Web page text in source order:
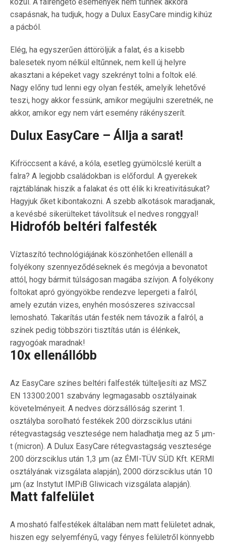
csapásnak, ha tudjuk, hogy a Dulux EasyCare mindig kihúz
a pácból.
Elég, ha egyszerűen áttöröljük a falat, és a kisebb
balesetek nyom nélkül eltűnnek, nem kell új helyre
akasztani a képeket vagy szekrényt tolni a foltok elé.
Nagy előny tud lenni egy olyan festék, amelyik lehetővé
teszi, hogy akkor fessünk, amikor megújulni szeretnék, ne
akkor, amikor egy nem várt esemény rákényszerít.
Dulux EasyCare – Állja a sarat!
Kifröccsent a kávé, a kóla, esetleg gyümölcslé került a
falra? A legjobb családokban is előfordul. A gyerekek
rajztáblának hiszik a falakat és ott élik ki kreativitásukat?
Hagyjuk őket kibontakozni. A szebb alkotások maradjanak,
a kevésbé sikerülteket távolítsuk el nedves ronggyal!
Hidrofób beltéri falfesték
Víztaszító technológiájának köszönhetően ellenáll a
folyékony szennyeződéseknek és megóvja a bevonatot
attól, hogy bármit túlságosan magába szívjon. A folyékony
foltokat apró gyöngyökbe rendezve lepergeti a falról,
amely ezután vizes, enyhén mosószeres szivaccsal
lemosható. Takarítás után festék nem távozik a falról, a
színek pedig többszöri tisztítás után is élénkek,
ragyogóak maradnak!
10x ellenállóbb
Az EasyCare színes beltéri falfesték túlteljesíti az MSZ
EN 13300:2001 szabvány legmagasabb osztályainak
követelményeit. A nedves dörzsállóság szerint 1.
osztályba sorolható festékek 200 dörzsciklus utáni
rétegvastagság vesztesége nem haladhatja meg az 5 μm-
t (micron). A Dulux EasyCare rétegvastagság vesztesége
200 dörzsciklus után 1,3 μm (az ÉMI-TÜV SÜD Kft. KERMI
osztályának vizsgálata alapján), 2000 dörzsciklus után 10
μm (az Instytut IMPiB Gliwicach vizsgálata alapján).
Matt falfelület
A mosható falfestékek általában nem matt felületet adnak,
hiszen egy selyemfényű, vagy fényes felületről könnyebb